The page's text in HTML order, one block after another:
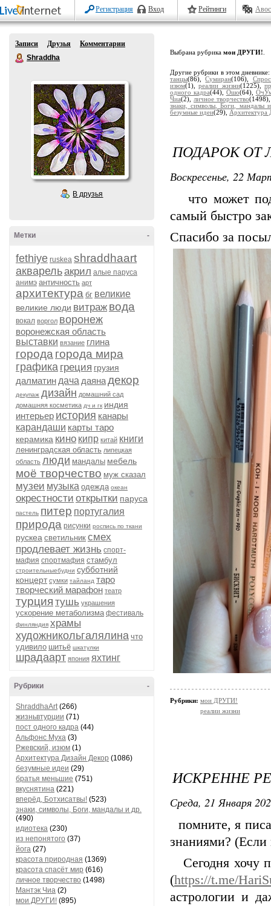
Регистрация Вход Рейтинги
Записи Друзья
Комментарии
Shraddha
В друзья
-
Метки
fethiye ruskea shraddhaart
акварельакрил алые паруса
анимэ античность арт
архитектура бг великие
великие люди витраж вода
вокал воргол воронеж
воронежская область
выставки вязание глина
города города мира
графика греция грузия
далматин дача даянадекор
декупаж дизайн домашний сад
домашняя косметика дч и гк индия
интерьер история канары
карандаши карты таро
керамика кино кипр китай книги
ленинградская область липецкая
область люди мандалы мебель
моё творчество муж сказал
музеи музыка одежда океан
окрестности открытки паруса
пастель питер португалия
природа рисунки роспись по ткани
рускеа светильник смех
продлевает жизнь спорт-
мафия спортмафия стамбул
строительныебудни субботний
концерт сумки тайланд таро
творческий марафон театр
турция тушь украшения
ускорение метаболизма фестиваль
финляндия храмы
художникольгалялина что
удивило шитьё шкатулки
шрадаарт япония яхтинг
-
Рубрики
ShraddhaArt(266)
жизньвтурции (71)
пост одного кадра (44)
Альфонс Муха (3)
Ржевский, изюм (1)
Архитектура Дизайн Декор (1086)
безумные идеи (29)
братья меньшие (751)
вкуснятина (221)
вперёд, Ботхисатвы! (523)
знаки, символы, Боги, мандалы и др.
(490)
идиотека (230)
из непонятого (37)
йога (27)
красота природная (1369)
красота спасёт мир (616)
личное творчество (1498)
Мантэк Чиа (2)
мои ДРУГИ! (895)
Выбрана рубрика мои ДРУГИ!
Другие рубрики в этом
танцы(86),Сумиран(106),
изюм(1),реалии жизни(1225),
одного кадра(44), Ошо(64),
Чиа(2), личное творчество
знаки, символы, Боги, мандалы
безумные идеи(29), Архитектура
ПОДАРОК
Воскресенье, 22
что может
самый быстро
Спасибо за
Рубрики: мои ДРУГИ!
реалии жизни
ИСКРЕННЕ
Среда, 21 Января
помните, я
знаниями?
Сегодня хочу
(https://t.me/
астрологии и